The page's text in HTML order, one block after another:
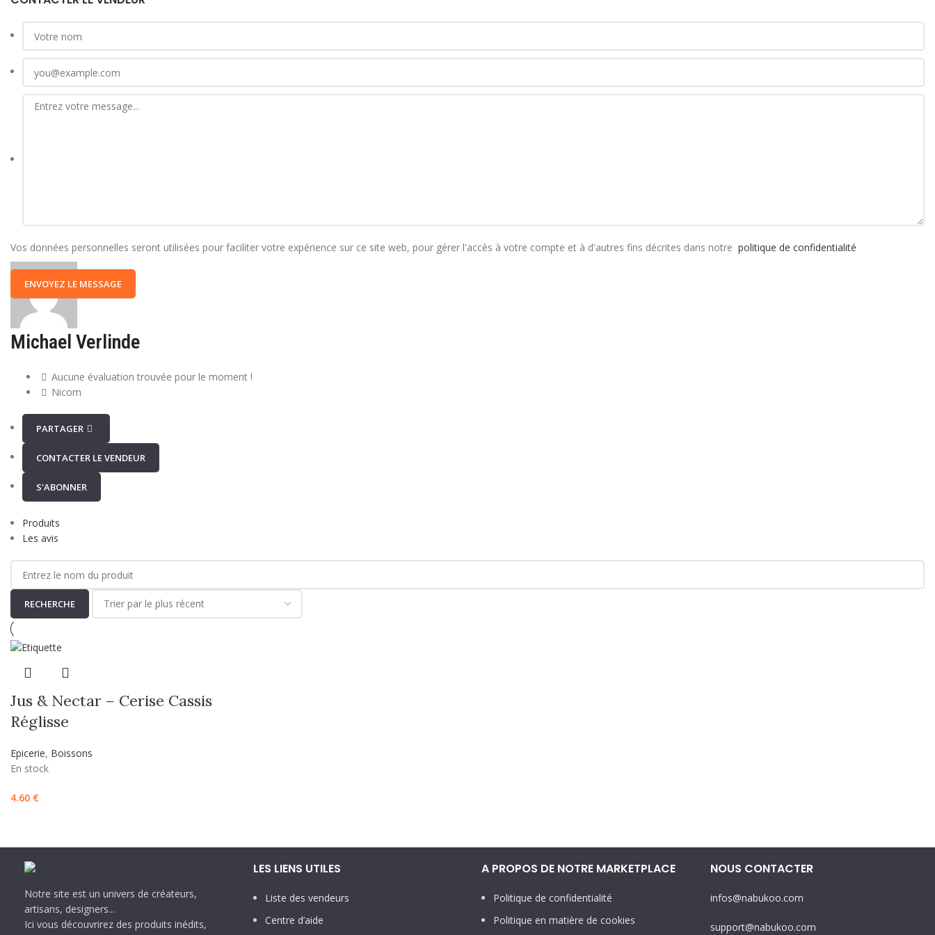
Vos données personnelles seront utilisées pour faciliter votre expérience sur ce site web, pour gérer l'accès à votre compte et à d'autres fins décrites dans notre politique de confidentialité
Michael Verlinde
Aucune évaluation trouvée pour le moment !
Nicom
PARTAGER
CONTACTER LE VENDEUR
S'ABONNER
Produits
Les avis
Jus & Nectar – Cerise Cassis
Réglisse
Epicerie, Boissons
En stock
4.60 €
Notre site est un univers de créateurs,
artisans, designers...
Ici vous découvrirez des produits inédits,
LES LIENS UTILES
Liste des vendeurs
Centre d’aide
A PROPOS DE NOTRE MARKETPLACE
Politique de confidentialité
Politique en matière de cookies
NOUS CONTACTER
infos@nabukoo.com
support@nabukoo.com